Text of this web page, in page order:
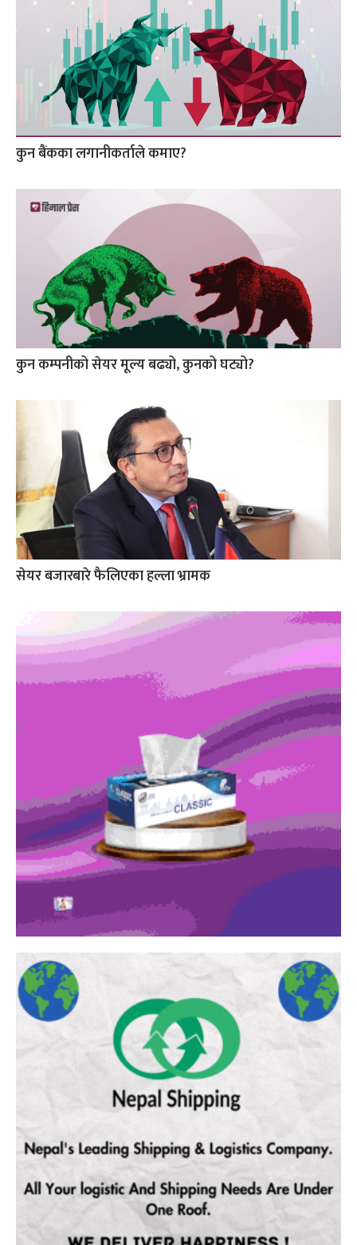
कुन बैंकका लगानीकर्ताले कमाए?
कुन कम्पनीको सेयर मूल्य बढ्यो, कुनको घट्यो?
सेयर बजारबारे फैलिएका हल्ला भ्रामक